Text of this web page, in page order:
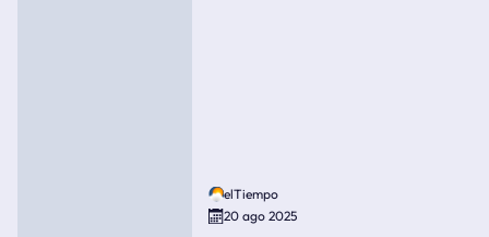
elTiempo
20 ago 2025